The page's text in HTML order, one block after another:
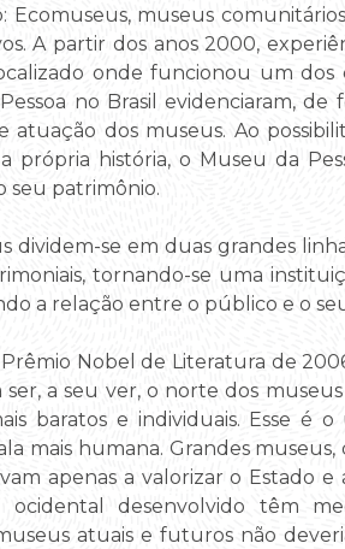
museus
A partir dos anos 2000,
onde funcionou um
no Brasil evidenciaram, de
dos museus. Ao
própria história, o Museu da
seu patrimônio.
dividem-se em duas grandes
tornando-se uma
a relação entre o público e o
Nobel de Literatura de
a seu ver, o norte dos
baratos e individuais. Esse é
mais humana. Grandes
apenas a valorizar o Estado e
desenvolvido têm
atuais e futuros não